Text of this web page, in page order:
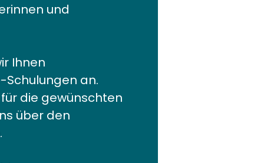
und
Ihnen
an.
die gewünschten
über den